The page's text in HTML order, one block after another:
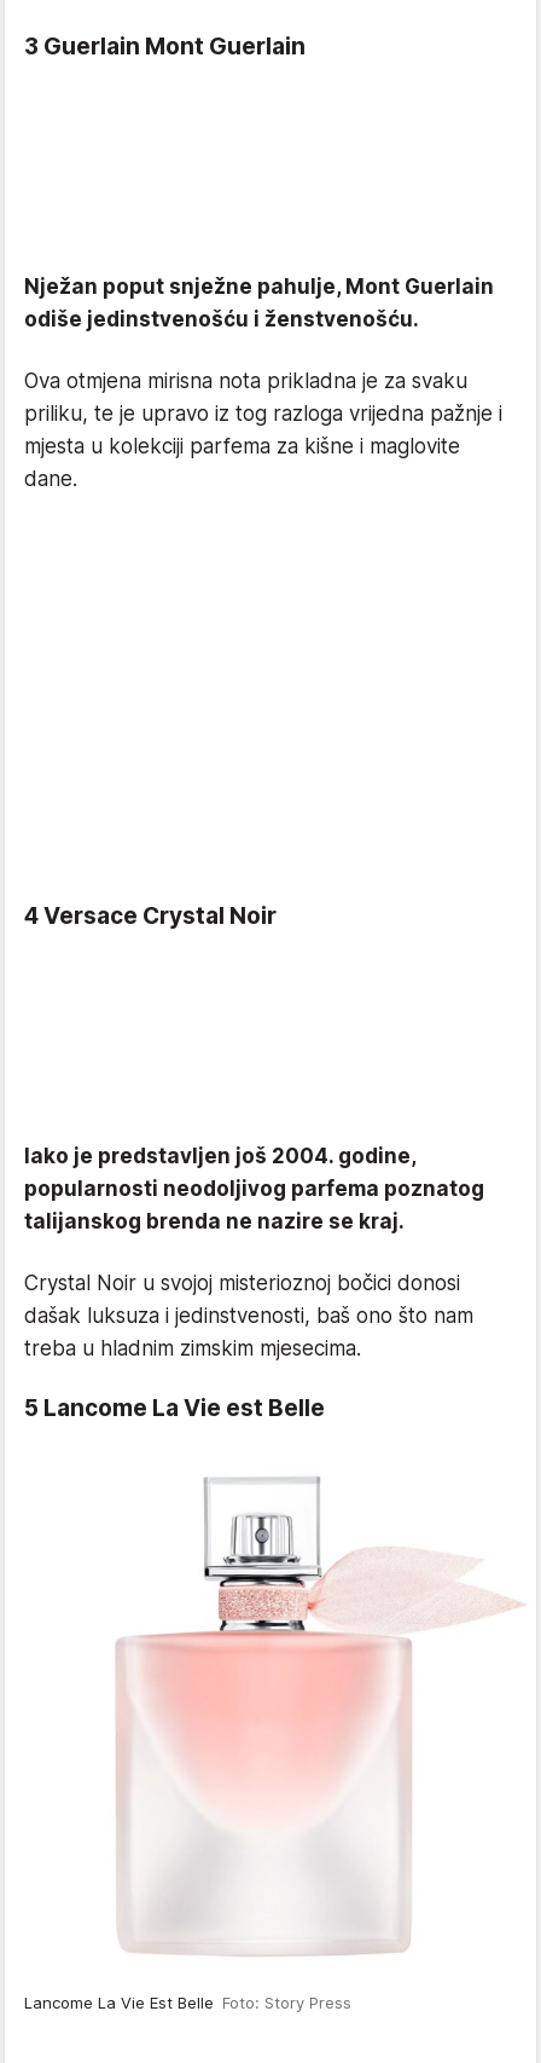
3 Guerlain Mont Guerlain
Nježan poput snježne pahulje, Mont Guerlain
odiše jedinstvenošću i ženstvenošću.
Ova otmjena mirisna nota prikladna je za svaku
priliku, te je upravo iz tog razloga vrijedna pažnje i
mjesta u kolekciji parfema za kišne i maglovite
dane.
4 Versace Crystal Noir
Iako je predstavljen još 2004. godine,
popularnosti neodoljivog parfema poznatog
talijanskog brenda ne nazire se kraj.
Crystal Noir u svojoj misterioznoj bočici donosi
dašak luksuza i jedinstvenosti, baš ono što nam
treba u hladnim zimskim mjesecima.
5 Lancome La Vie est Belle
Lancome La Vie Est Belle Foto: Story Press